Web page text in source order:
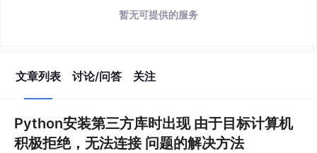
暂无可提供的服务
文章列表 讨论/问答 关注
Python安装第三方库时出现 由于目标计算机
积极拒绝，无法连接 问题的解决方法